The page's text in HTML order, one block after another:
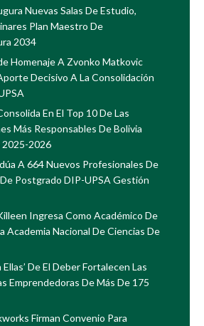
Nuevas Salas De Estudio,
Plan Maestro De
2034
Homenaje A Zvonko Matkovic
Decisivo A La Consolidación
En El Top 10 De Las
Más Responsables De Bolivia
2025-2026
A 664 Nuevos Profesionales De
Postgrado DIP-UPSA Gestión
Ingresa Como Académico De
Academia Nacional De Ciencias De
Ellas’ De El Deber Fortalecen Las
Emprendedoras De Más De 175
Firman Convenio Para